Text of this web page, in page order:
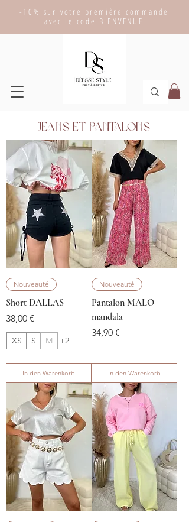
-10% sur votre première commande
avec le code BIENVENUE
Jeans et Pantalons
Nouveauté
Short DALLAS
Preis
38,00 €
XS S M +2
In den Warenkorb
Nouveauté
Pantalon MALO
mandala
Preis
34,90 €
In den Warenkorb